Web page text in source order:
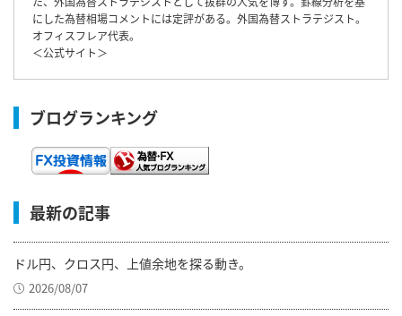
にした為替相場コメントには定評がある。外国為替ストラテジスト。
オフィスフレア代表。
＜公式サイト＞
ブログランキング
最新の記事
ドル円、クロス円、上値余地を探る動き。
2026/08/07